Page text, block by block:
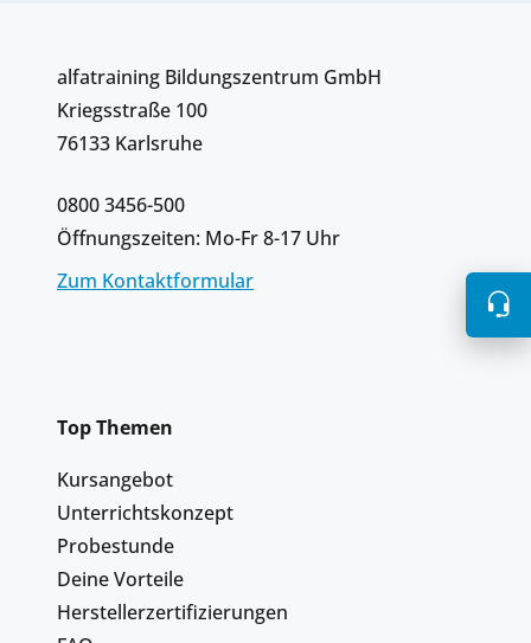
alfatraining Bildungszentrum GmbH
Kriegsstraße 100
76133 Karlsruhe
0800 3456-500
Öffnungszeiten: Mo-Fr 8-17 Uhr
Zum Kontaktformular
Top Themen
Kursangebot
Unterrichtskonzept
Probestunde
Deine Vorteile
Herstellerzertifizierungen